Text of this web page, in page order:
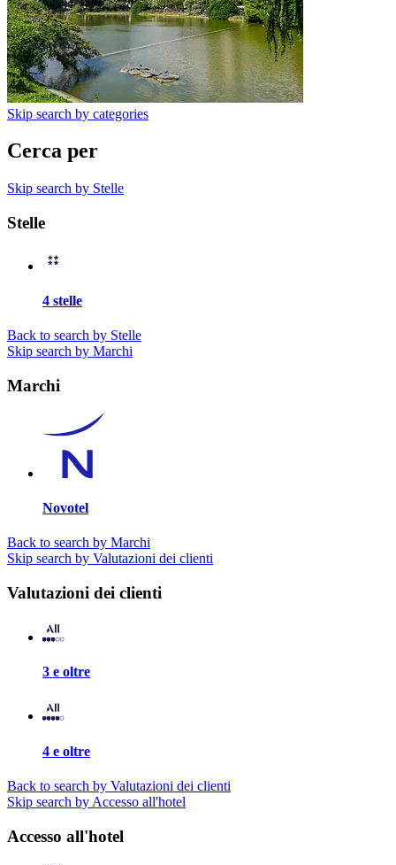
Skip search by categories
Cerca per
Skip search by Stelle
Stelle
4 stelle
Back to search by Stelle
Skip search by Marchi
Marchi
Novotel
Back to search by Marchi
Skip search by Valutazioni dei clienti
Valutazioni dei clienti
3 e oltre
4 e oltre
Back to search by Valutazioni dei clienti
Skip search by Accesso all'hotel
Accesso all'hotel